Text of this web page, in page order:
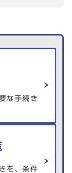
な手続き
を、条件